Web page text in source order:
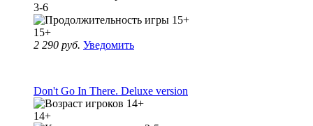
3-6
15+
2 290 руб. Уведомить
Don't Go In There. Deluxe version
14+